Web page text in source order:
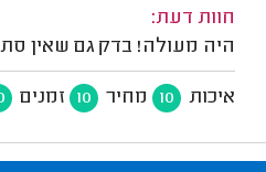
חוות דעת:
היה מעולה! בדק גם שאין
איכות 10 מחיר 10 זמנים